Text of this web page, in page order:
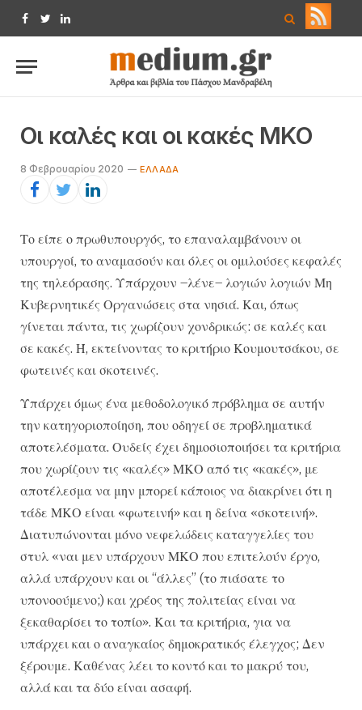
Facebook
TwitterLinkedIn
Οι καλές και οι κακές ΜΚΟ
8 Φεβρουαρίου 2020 ΕΛΛΆΔΑ
Το είπε ο πρωθυπουργός, το επαναλαμβάνουν οι
υπουργοί, το αναμασούν και όλες οι ομιλούσες κεφαλές
της τηλεόρασης. Υπάρχουν –λένε– λογιών λογιών Μη
Κυβερνητικές Οργανώσεις στα νησιά. Και, όπως
γίνεται πάντα, τις χωρίζουν χονδρικώς: σε καλές και
σε κακές. Ή, εκτείνοντας το κριτήριο Κουμουτσάκου, σε
φωτεινές και σκοτεινές.
Υπάρχει όμως ένα μεθοδολογικό πρόβλημα σε αυτήν
την κατηγοριοποίηση, που οδηγεί σε προβληματικά
αποτελέσματα. Ουδείς έχει δημοσιοποιήσει τα κριτήρια
που χωρίζουν τις «καλές» ΜΚΟ από τις «κακές», με
αποτέλεσμα να μην μπορεί κάποιος να διακρίνει ότι η
τάδε ΜΚΟ είναι «φωτεινή» και η δείνα «σκοτεινή».
Διατυπώνονται μόνο νεφελώδεις καταγγελίες του
στυλ «ναι μεν υπάρχουν ΜΚΟ που επιτελούν έργο,
αλλά υπάρχουν και οι “άλλες” (το πιάσατε το
υπονοούμενο;) και χρέος της πολιτείας είναι να
ξεκαθαρίσει το τοπίο». Και τα κριτήρια, για να
υπάρχει και ο αναγκαίος δημοκρατικός έλεγχος; Δεν
ξέρουμε. Καθένας λέει το κοντό και το μακρύ του,
αλλά και τα δύο είναι ασαφή.